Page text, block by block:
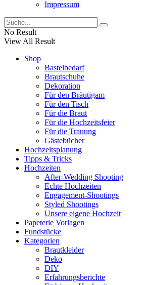
Impressum
No Result
View All Result
Shop
Bastelbedarf
Brautschuhe
Dekoration
Für den Bräutigam
Für den Tisch
Für die Braut
Für die Hochzeitsfeier
Für die Trauung
Gästebücher
Hochzeitsplanung
Tipps & Tricks
Hochzeiten
After-Wedding Shooting
Echte Hochzeiten
Engagement-Shootings
Styled Shootings
Unsere eigene Hochzeit
Papeterie Vorlagen
Fundstücke
Kategorien
Brautkleider
Deko
DIY
Erfahrungsberichte